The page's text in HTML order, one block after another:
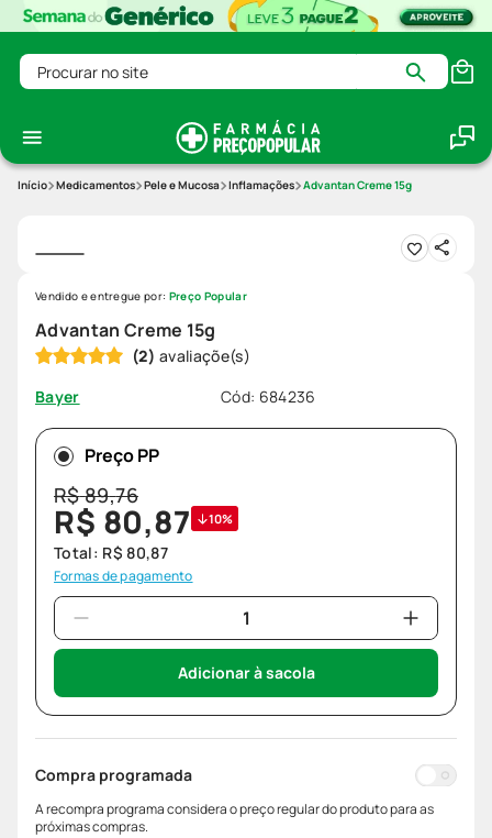
Procurar no site
Medicamentos Pele e Mucosa Inflamações Advantan Creme 15g
Advantan Creme 15g
(2)
Bayer
Cód: 684236
Vendido e entregue por: Preço Popular
Preço PP
R$89,76
R$ 80,87 10%
Total: R$ 80,87
Formas de pagamento
Adicionar à sacola
Compra programada
A recompra programa considera o preço regular do produto para as
próximas compras.